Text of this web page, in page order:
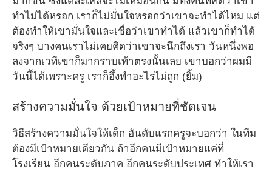
ทำไม่ได้หรอก เราก็ไม่มั่นใจหรอกว่าเขาจะทำได้ไหม แต่
ต้องทำให้เขามั่นใจและเชื่อว่าเขาทำได้ แล้วเขาก็ทำได้
จริงๆ บางคนเราไม่เคยคิดว่าเขาจะนึกถึงเรา วันหนึ่งพอ
ลงจากเวทีเขาก็มากราบเท้าตรงนั้นเลย เขาบอกว่าผมมี
วันนี้ได้เพราะครู เราก็อึ้งทำอะไรไม่ถูก (ยิ้ม)
สร้างความมั่นใจ ด้วยเป้าหมายที่ชัดเจน
วิธีสร้างความมั่นใจให้เด็ก อันดับแรกครูจะบอกว่า ในทีม
ต้องมีเป้าหมายเดียวกัน ถ้าอีกคนมีเป้าหมายแค่ที่
โรงเรียน อีกคนระดับภาค อีกคนระดับประเทศ ทำให้เรา